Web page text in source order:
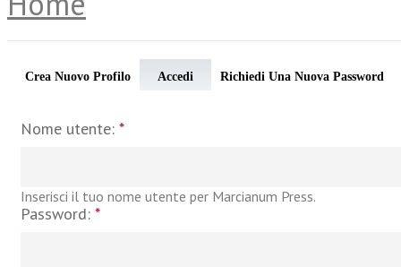
Crea Nuovo Profilo Accedi Richiedi Una Nuova Password
Nome utente: *
Inserisci il tuo nome utente per Marcianum Press.
Password: *